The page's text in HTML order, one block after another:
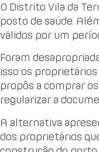
O Distrito Vila da
posto de saúde.
válidos por um
Foram
isso os proprietários
propôs a comprar
regularizar a
A alternativa
dos proprietários